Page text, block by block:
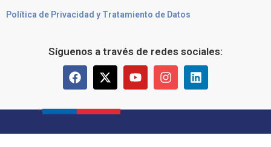
Política de Privacidad y Tratamiento de Datos
Síguenos a través de redes sociales: